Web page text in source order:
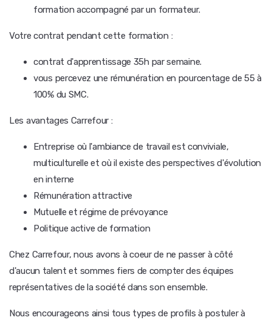
formation accompagné par un formateur.
Votre contrat pendant cette formation :
contrat d'apprentissage 35h par semaine.
vous percevez une rémunération en pourcentage de 55 à
100% du SMC.
Les avantages Carrefour :
Entreprise où l'ambiance de travail est conviviale,
multiculturelle et où il existe des perspectives d'évolution
en interne
Rémunération attractive
Mutuelle et régime de prévoyance
Politique active de formation
Chez Carrefour, nous avons à coeur de ne passer à côté
d'aucun talent et sommes fiers de compter des équipes
représentatives de la société dans son ensemble.
Nous encourageons ainsi tous types de profils à postuler à